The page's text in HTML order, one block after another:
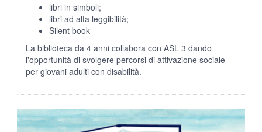
libri in simboli;
libri ad alta leggibilità;
Silent book
La biblioteca da 4 anni collabora con ASL 3 dando
l'opportunità di svolgere percorsi di attivazione sociale
per giovani adulti con disabilità.